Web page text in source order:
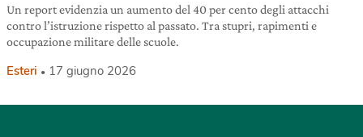
Un report evidenzia un aumento del 40 per cento degli attacchi
contro l’istruzione rispetto al passato. Tra stupri, rapimenti e
occupazione militare delle scuole.
Esteri 17 giugno 2026